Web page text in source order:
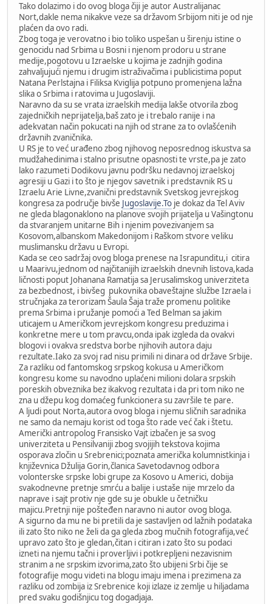
Tako dolazimo i do ovog bloga čiji je autor Australijanac
Nort,dakle nema nikakve veze sa državom Srbijom niti je od nje
plaćen da ovo radi.
Zbog toga je verovatno i bio toliko uspešan u širenju istine o
genocidu nad Srbima u Bosni i njenom prodoru u strane
medije,pogotovu u Izraelske u kojima je zadnjih godina
zahvaljujući njemu i drugim istraživačima i publicistima poput
Natana Perlstajna i Filiksa Kviglija potpuno promenjena lažna
slika o Srbima i ratovima u Jugoslaviji.
Naravno da su se vrata izraelskih medija lakše otvorila zbog
zajedničkih neprijatelja,baš zato je i trebalo ranije i na
adekvatan način pokucati na njih od strane za to ovlašćenih
državnih zvaničnika.
U RS je to već urađeno zbog njihovog neposrednog iskustva sa
mudžahedinima i stalno prisutne opasnosti te vrste,pa je zato
lako razumeti Dodikovu javnu podršku nedavnoj izraelskoj
agresiji u Gazi i to što je njegov savetnik i predstavnik RS u
Izraelu Arie Livne,zvanični predstavnik Svetskog jevrejskog
kongresa za područje bivše Jugoslavije.To je dokaz da Tel Aviv
ne gleda blagonaklono na planove svojih prijatelja u Vašingtonu
da stvaranjem unitarne Bih i njenim povezivanjem sa
Kosovom,albanskom Makedonijom i Raškom stvore veliku
muslimansku državu u Evropi.
Kada se ceo sadržaj ovog bloga prenese na Israpunditu,i citira
u Maarivu,jednom od najčitanijih izraelskih dnevnih listova,kada
ličnosti poput Johanana Ramatija sa Jerusalimskog univerziteta
za bezbednost, i bivšeg pukovnika obaveštajne službe Izraela i
stručnjaka za terorizam Šaula Šaja traže promenu politike
prema Srbima i pružanje pomoći a Ted Belman sa jakim
uticajem u Američkom jevrejskom kongresu preduzima i
konkretne mere u tom pravcu,onda ipak izgleda da ovakvi
blogovi i ovakva sredstva borbe njihovih autora daju
rezultate.Iako za svoj rad nisu primili ni dinara od države Srbije.
Za razliku od fantomskog srpskog kokusa u Američkom
kongresu kome su navodno uplaćeni milioni dolara srpskih
poreskih obveznika bez ikakvog rezultata i da pri tom niko ne
zna u džepu kog domaćeg funkcionera su završile te pare.
A ljudi pout Norta,autora ovog bloga i njemu sličnih saradnika
ne samo da nemaju korist od toga što rade već čak i štetu.
Američki antropolog Fransisko Vajt izbačen je sa svog
univerziteta u Pensilvaniji zbog svojijih tekstova kojima
osporava zločin u Srebrenici;poznata američka kolumnistkinja i
književnica Džulija Gorin,članica Savetodavnog odbora
volonterske srpske lobi grupe za Kosovo u Americi, dobija
svakodnevne pretnje smrću a balije i ustaše nije mrzelo da
naprave i sajt protiv nje gde su je obukle u četničku
majicu.Pretnji nije pošteđen naravno ni autor ovog bloga.
A sigurno da mu ne bi pretili da je sastavljen od lažnih podataka
ili zato što niko ne želi da ga gleda zbog mučnih fotografija,već
upravo zato što je gledan,čitan i citiran i zato što su podaci
izneti na njemu tačni i proverljivi i potkrepljeni nezavisnim
stranim a ne srpskim izvorima,zato što ubijeni Srbi čije se
fotografije mogu videti na blogu imaju imena i prezimena za
razliku od zombija iz Srebrenice koji izlaze iz zemlje u hiljadama
pred svaku godišnjicu tog dogadjaja.